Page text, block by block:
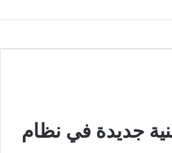
جديدة في نظام